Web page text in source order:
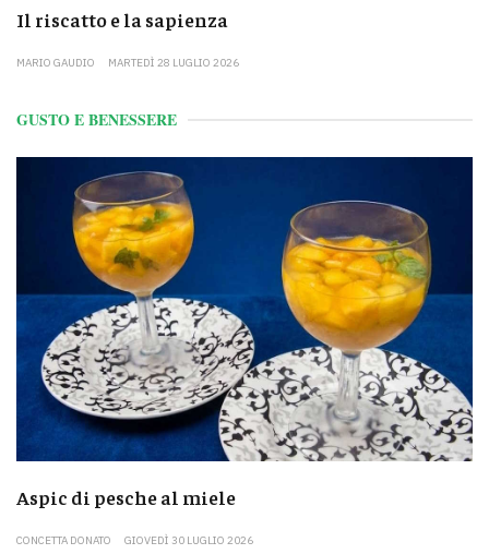
Il riscatto e la sapienza
MARIO GAUDIO MARTEDÌ 28 LUGLIO 2026
GUSTO E BENESSERE
Aspic di pesche al miele
CONCETTA DONATO GIOVEDÌ 30 LUGLIO 2026